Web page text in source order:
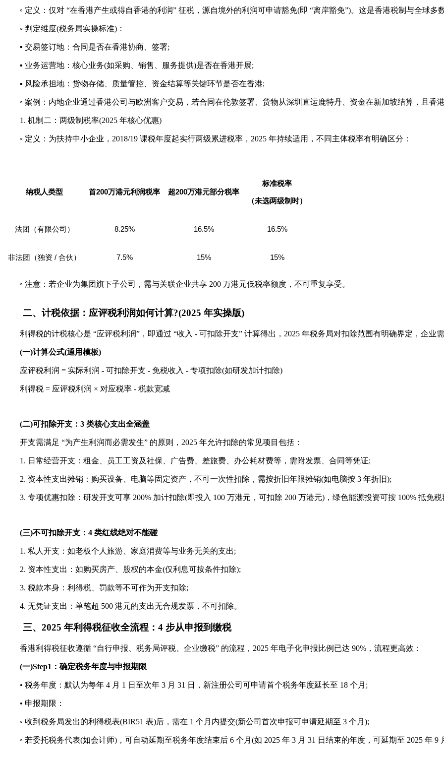
◦ 定义：仅对 “在香港产生或得自香港的利润” 征税，源自境外的利润可申请豁免(即 “离岸豁免”)。这是香港税制与全球多
◦ 判定维度(税务局实操标准)：
▪ 交易签订地：合同是否在香港协商、签署;
▪ 业务运营地：核心业务(如采购、销售、服务提供)是否在香港开展;
▪ 风险承担地：货物存储、质量管控、资金结算等关键环节是否在香港;
◦ 案例：内地企业通过香港公司与欧洲客户交易，若合同在伦敦签署、货物从深圳直运鹿特丹、资金在新加坡结算，且香
1. 机制二：两级制税率(2025 年核心优惠)
◦ 定义：为扶持中小企业，2018/19 课税年度起实行两级累进税率，2025 年持续适用，不同主体税率有明确区分：
纳税人类型 首200万港元利润税率 超200万港元部分税率
标准税率
（未选两级制时）
法团（有限公司） 8.25% 16.5% 16.5%
非法团（独资 / 合伙） 7.5% 15% 15%
◦ 注意：若企业为集团旗下子公司，需与关联企业共享 200 万港元低税率额度，不可重复享受。
二、计税依据：应评税利润如何计算?(2025 年实操版)
利得税的计税核心是 “应评税利润”，即通过 “收入 - 可扣除开支” 计算得出，2025 年税务局对扣除范围有明确界定，企业需
(一)计算公式(通用模板)
应评税利润 = 实际利润 - 可扣除开支 - 免税收入 - 专项扣除(如研发加计扣除)
利得税 = 应评税利润 × 对应税率 - 税款宽减
(二)可扣除开支：3 类核心支出全涵盖
开支需满足 “为产生利润而必需发生” 的原则，2025 年允许扣除的常见项目包括：
1. 日常经营开支：租金、员工工资及社保、广告费、差旅费、办公耗材费等，需附发票、合同等凭证;
2. 资本性支出摊销：购买设备、电脑等固定资产，不可一次性扣除，需按折旧年限摊销(如电脑按 3 年折旧);
3. 专项优惠扣除：研发开支可享 200% 加计扣除(即投入 100 万港元，可扣除 200 万港元)，绿色能源投资可按 100% 抵免税
(三)不可扣除开支：4 类红线绝对不能碰
1. 私人开支：如老板个人旅游、家庭消费等与业务无关的支出;
2. 资本性支出：如购买房产、股权的本金(仅利息可按条件扣除);
3. 税款本身：利得税、罚款等不可作为开支扣除;
4. 无凭证支出：单笔超 500 港元的支出无合规发票，不可扣除。
三、2025 年利得税征收全流程：4 步从申报到缴税
香港利得税征收遵循 “自行申报、税务局评税、企业缴税” 的流程，2025 年电子化申报比例已达 90%，流程更高效：
(一)Step1：确定税务年度与申报期限
• 税务年度：默认为每年 4 月 1 日至次年 3 月 31 日，新注册公司可申请首个税务年度延长至 18 个月;
• 申报期限：
◦ 收到税务局发出的利得税表(BIR51 表)后，需在 1 个月内提交(新公司首次申报可申请延期至 3 个月);
◦ 若委托税务代表(如会计师)，可自动延期至税务年度结束后 6 个月(如 2025 年 3 月 31 日结束的年度，可延期至 2025 年 9